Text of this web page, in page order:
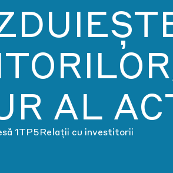
AL
1TP5Relații cu investitorii